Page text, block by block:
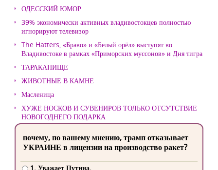
ОДЕССКИЙ ЮМОР
39% экономически активных владивостокцев полностью
игнорируют телевизор
The Hatters, «Браво» и «Белый орёл» выступят во
Владивостоке в рамках «Приморских муссонов» и Дня тигра
ТАРАКАНИЩЕ
ЖИВОТНЫЕ В КАМНЕ
Масленица
ХУЖЕ НОСКОВ И СУВЕНИРОВ ТОЛЬКО ОТСУТСТВИЕ
НОВОГОДНЕГО ПОДАРКА
почему, по вашему мнению, трамп отказывает
УКРАИНЕ в лицензии на производство ракет?
1. Уважает Путина.